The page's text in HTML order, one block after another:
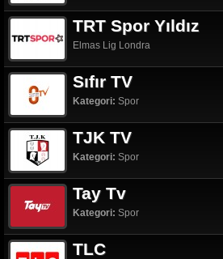
TRT Spor Yıldız
Elmas Lig Londra
Sıfır TV
Kategori: Spor
TJK TV
Kategori: Spor
Tay Tv
Kategori: Spor
TLC